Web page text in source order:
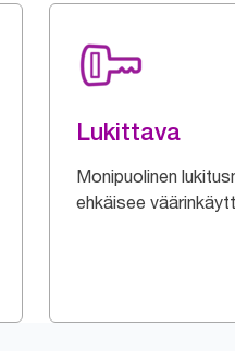
Lukittava
Monipuolinen
ehkäisee